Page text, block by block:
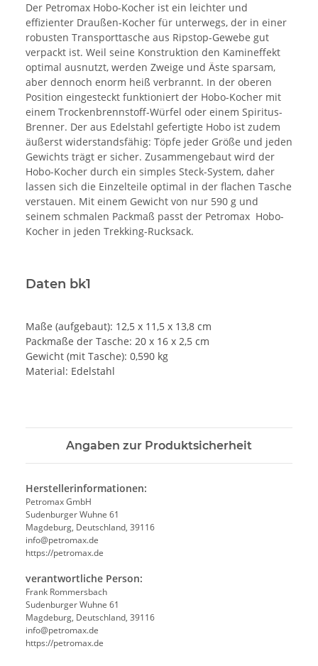
Der Petromax Hobo-Kocher ist ein leichter und
effizienter Draußen-Kocher für unterwegs, der in einer
robusten Transporttasche aus Ripstop-Gewebe gut
verpackt ist. Weil seine Konstruktion den Kamineffekt
optimal ausnutzt, werden Zweige und Äste sparsam,
aber dennoch enorm heiß verbrannt. In der oberen
Position eingesteckt funktioniert der Hobo-Kocher mit
einem Trockenbrennstoff-Würfel oder einem Spiritus-
Brenner. Der aus Edelstahl gefertigte Hobo ist zudem
äußerst widerstandsfähig: Töpfe jeder Größe und jeden
Gewichts trägt er sicher. Zusammengebaut wird der
Hobo-Kocher durch ein simples Steck-System, daher
lassen sich die Einzelteile optimal in der flachen Tasche
verstauen. Mit einem Gewicht von nur 590 g und
seinem schmalen Packmaß passt der Petromax Hobo-
Kocher in jeden Trekking-Rucksack.
Daten bk1
Maße (aufgebaut): 12,5 x 11,5 x 13,8 cm
Packmaße der Tasche: 20 x 16 x 2,5 cm
Gewicht (mit Tasche): 0,590 kg
Material: Edelstahl
Angaben zur Produktsicherheit
Herstellerinformationen:
Petromax GmbH
Sudenburger Wuhne 61
Magdeburg, Deutschland, 39116
info@petromax.de
https://petromax.de
verantwortliche Person:
Frank Rommersbach
Sudenburger Wuhne 61
Magdeburg, Deutschland, 39116
info@petromax.de
https://petromax.de